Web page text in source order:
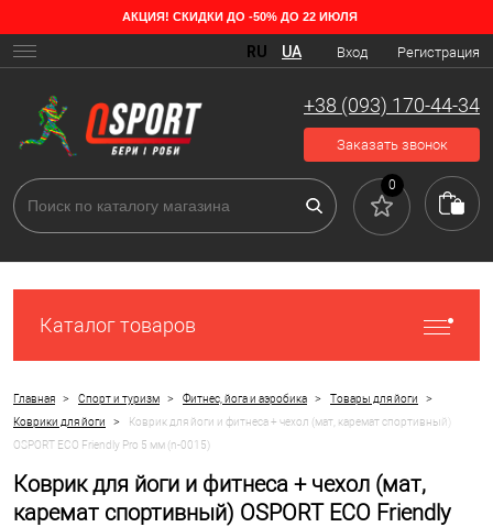
АКЦИЯ! СКИДКИ ДО -50% ДО 22 ИЮЛЯ
Вход Регистрация
RU UA
+38 (093) 170-44-34
Заказать звонок
0
Каталог товаров
Главная > Спорт и туризм > Фитнес, йога и аэробика > Товары для йоги >
Коврики для йоги >
Коврик для йоги и фитнеса + чехол (мат, каремат спортивный)
OSPORT ECO Friendly Pro 5 мм (n-0015)
Коврик для йоги и фитнеса + чехол (мат,
каремат спортивный) OSPORT ECO Friendly